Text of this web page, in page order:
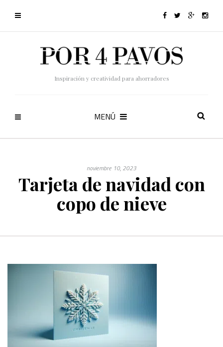
Inspiración y creatividad para ahorradores
MENÚ
noviembre 10, 2023
Tarjeta de navidad con
copo de nieve